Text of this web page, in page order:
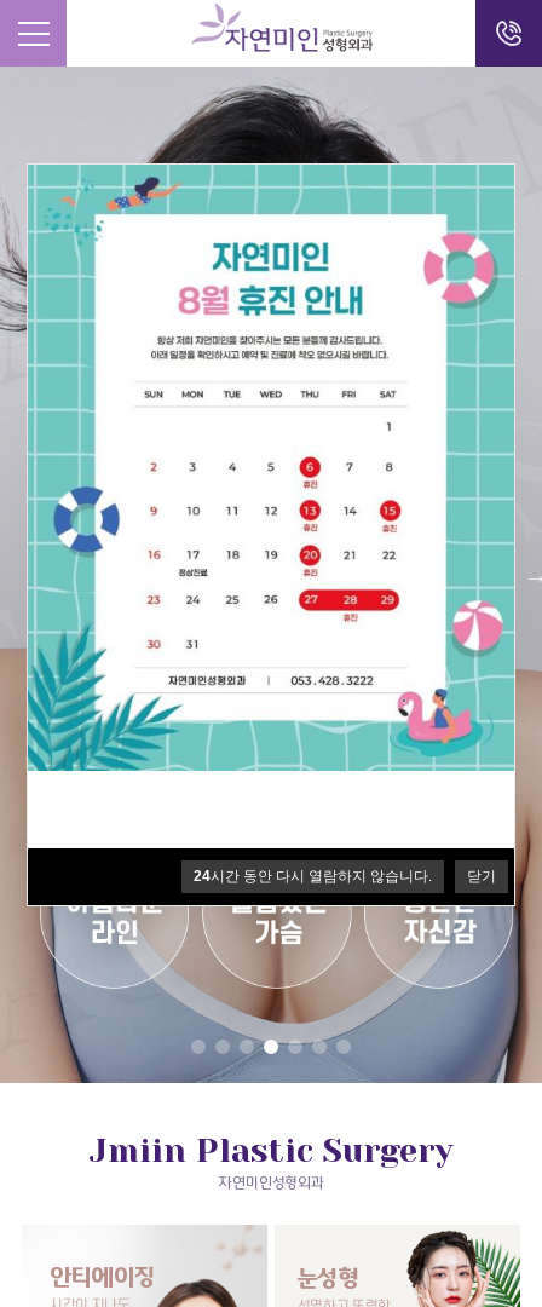
24시간 동안 다시 열람하지 않습니다. 닫기
Jmiin Plastic Surgery
자연미인성형외과
안티에이징 눈성형